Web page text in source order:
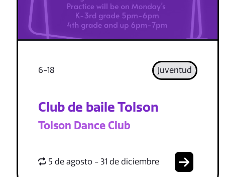
6-18 Juventud
Club de baile Tolson
Tolson Dance Club
5 de agosto - 31 de diciembre